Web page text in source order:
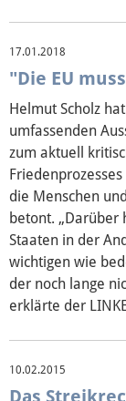
17.01.2018
"Die EU
Helmut Scholz
umfassenden
zum aktuell
die Menschen
betont. „Darüber
Staaten in der
wichtigen wie
der noch lange
erklärte der
10.02.2015
Das